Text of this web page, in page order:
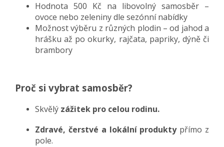
Hodnota 500 Kč na libovolný samosběr –
ovoce nebo zeleniny dle sezónní nabídky
Možnost výběru z různých plodin – od jahod a
hrášku až po okurky, rajčata, papriky, dýně či
brambory
Proč si vybrat samosběr?
Skvělý zážitek pro celou rodinu.
Zdravé, čerstvé a lokální produktypřímo z
pole.